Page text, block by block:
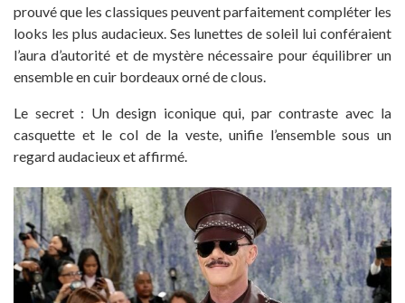
prouvé que les classiques peuvent parfaitement compléter les
looks les plus audacieux. Ses lunettes de soleil lui conféraient
l’aura d’autorité et de mystère nécessaire pour équilibrer un
ensemble en cuir bordeaux orné de clous.
Le secret : Un design iconique qui, par contraste avec la
casquette et le col de la veste, unifie l’ensemble sous un
regard audacieux et affirmé.